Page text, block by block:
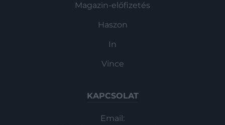
Magazin-előfizetés
Haszon
In
Vince
KAPCSOLAT
Email: